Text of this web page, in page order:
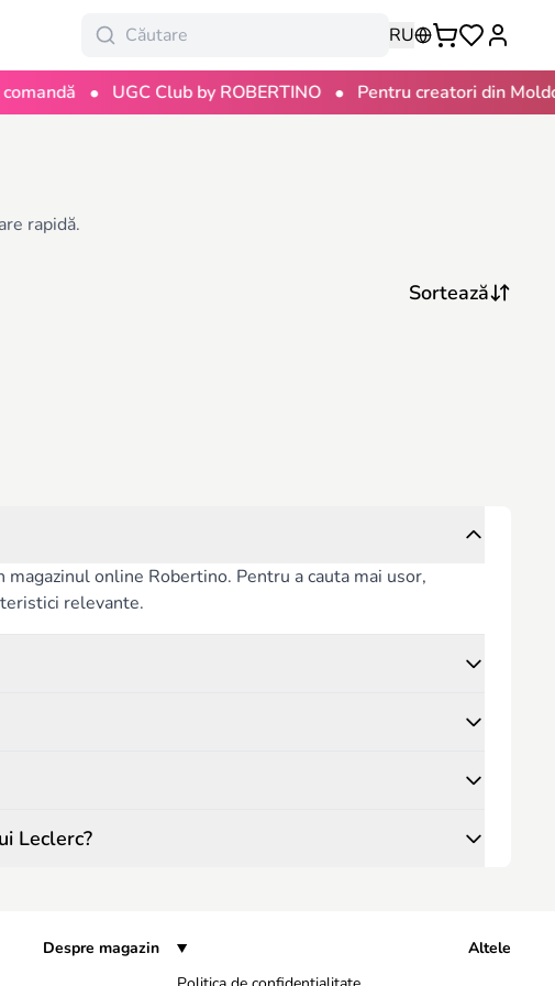
RU
• UGC Club by ROBERTINO • Pentru creatori din
rapidă.
online Robertino. Pentru a cauta mai usor,
relevante.
Leclerc?
Despre magazin
Altele